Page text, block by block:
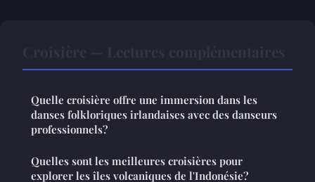
Quelle croisière offre une immersion dans les
danses folkloriques irlandaises avec des danseurs
professionnels?
Quelles sont les meilleures croisières pour
explorer les îles volcaniques de l'Indonésie?